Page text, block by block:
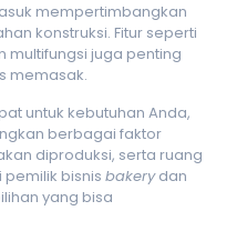
mempertimbangkan
konstruksi. Fitur seperti
juga penting
memasak.
untuk kebutuhan Anda,
berbagai faktor
diproduksi, serta ruang
bisnis bakerydan
yang bisa